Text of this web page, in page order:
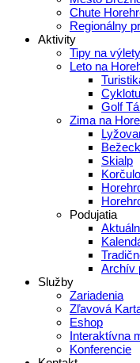
Chute
Regionálny
Aktivity
Tipy na výlety
Leto na
Golf
Zima na
Skialp
Podujatia
Archív
Služby
Zariadenia
Zľavová
Eshop
Interaktívna
Konferencie